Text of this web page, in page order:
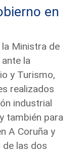
en
Ministra de
la
y Turismo,
realizados
industrial
también para
A Coruña y
de las dos